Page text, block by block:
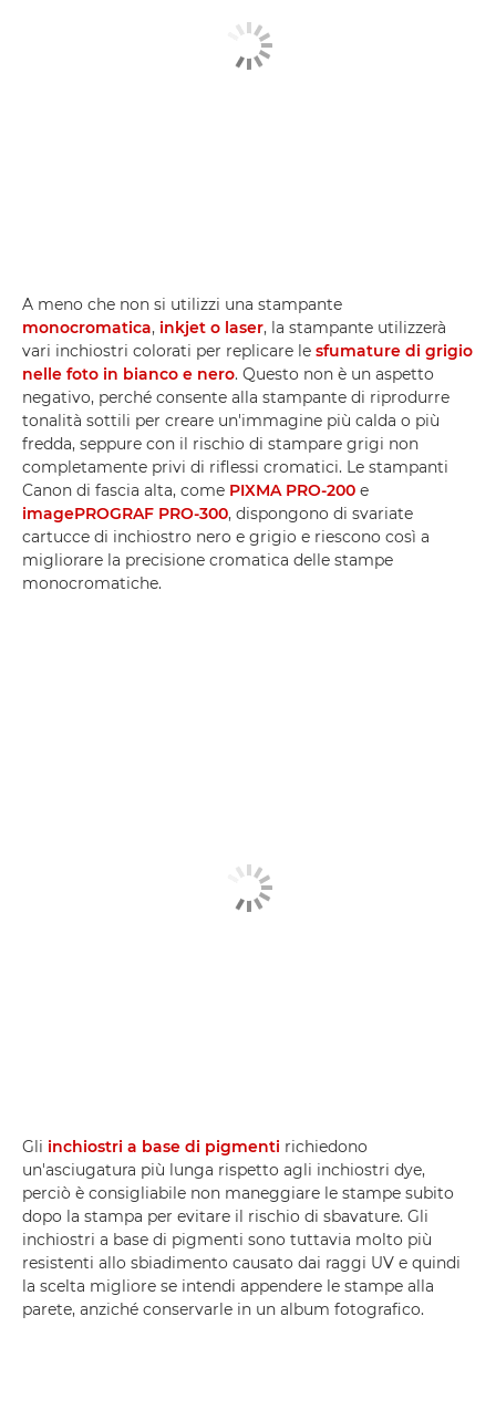
A meno che non si utilizzi una stampante
monocromatica, inkjet o laser, la stampante utilizzerà
vari inchiostri colorati per replicare le sfumature di grigio
nelle foto in bianco e nero. Questo non è un aspetto
negativo, perché consente alla stampante di riprodurre
tonalità sottili per creare un'immagine più calda o più
fredda, seppure con il rischio di stampare grigi non
completamente privi di riflessi cromatici. Le stampanti
Canon di fascia alta, come PIXMA PRO-200 e
imagePROGRAF PRO-300, dispongono di svariate
cartucce di inchiostro nero e grigio e riescono così a
migliorare la precisione cromatica delle stampe
monocromatiche.
Gli inchiostri a base di pigmenti richiedono
un'asciugatura più lunga rispetto agli inchiostri dye,
perciò è consigliabile non maneggiare le stampe subito
dopo la stampa per evitare il rischio di sbavature. Gli
inchiostri a base di pigmenti sono tuttavia molto più
resistenti allo sbiadimento causato dai raggi UV e quindi
la scelta migliore se intendi appendere le stampe alla
parete, anziché conservarle in un album fotografico.